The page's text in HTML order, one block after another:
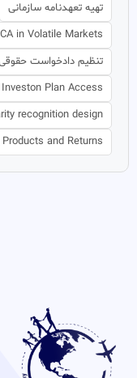
تهیه تعهدنامه سازمانی
in Volatile Markets
تنظیم دادخواست
Plan Access
recognition design
and Returns